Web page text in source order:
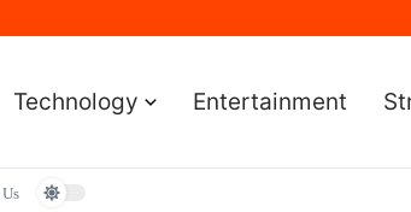
Leitfaden für Gamer
für Premium-Bildqualität
zum Vermögen und der Karriere
Technology Entertainment